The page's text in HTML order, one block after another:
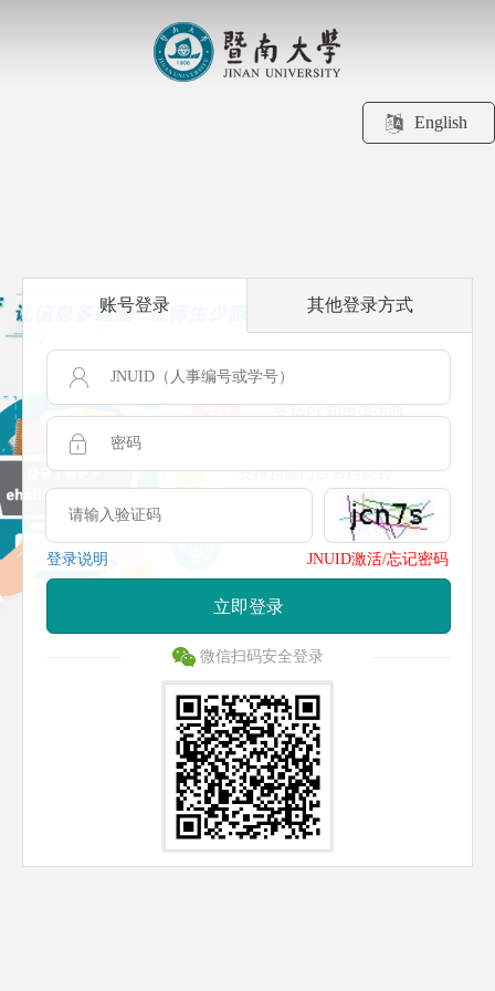
English
账号登录 其他登录方式
登录说明 JNUID激活/忘记密码
立即登录
微信扫码安全登录